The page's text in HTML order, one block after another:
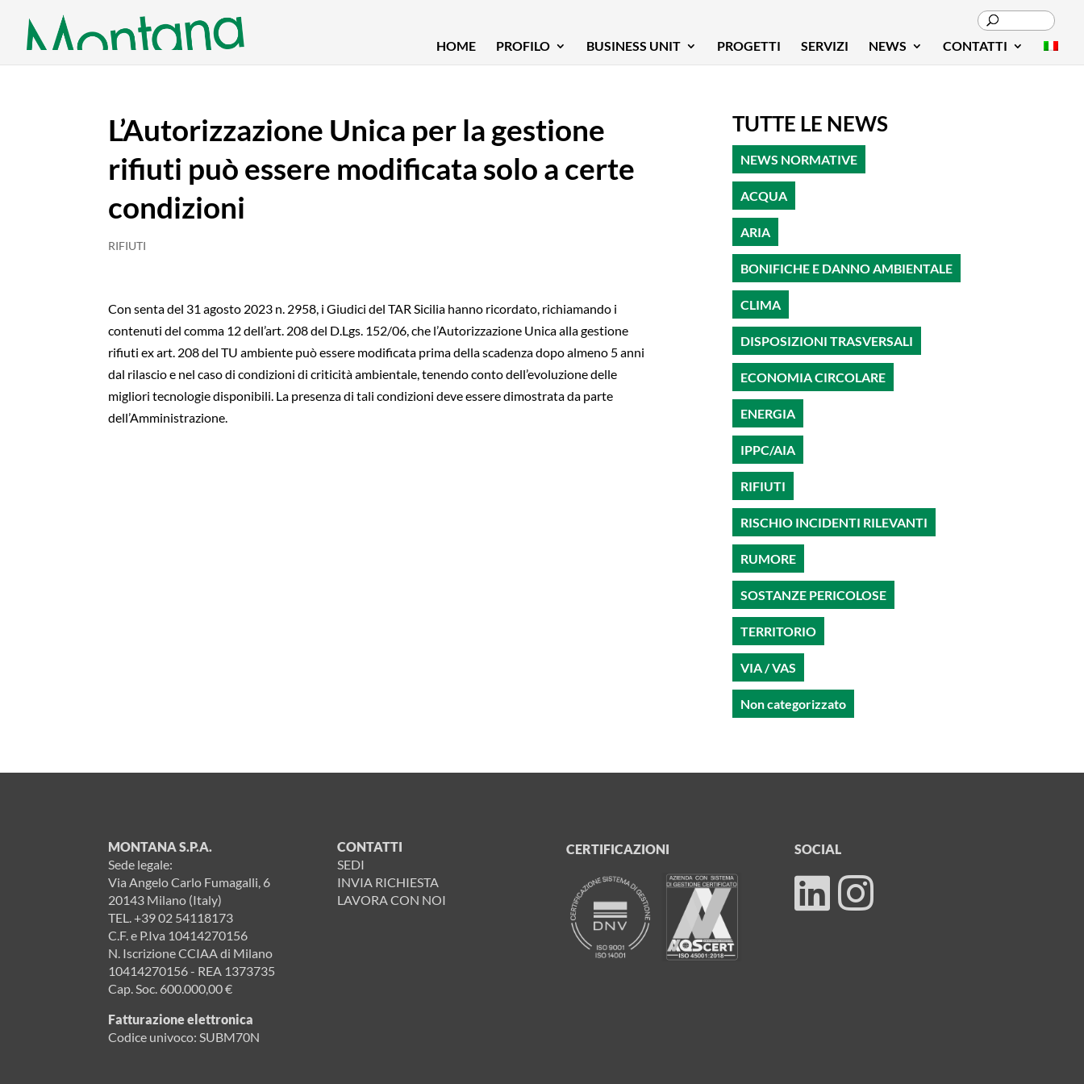
HOME PROFILO BUSINESS UNIT PROGETTI SERVIZI NEWS CONTATTI
L’Autorizzazione Unica per la gestione
rifiuti può essere modificata solo a certe
condizioni
RIFIUTI
Con senta del 31 agosto 2023 n. 2958, i Giudici del TAR Sicilia hanno ricordato, richiamando i
contenuti del comma 12 dell’art. 208 del D.Lgs. 152/06, che l’Autorizzazione Unica alla gestione
rifiuti ex art. 208 del TU ambiente può essere modificata prima della scadenza dopo almeno 5 anni
dal rilascio e nel caso di condizioni di criticità ambientale, tenendo conto dell’evoluzione delle
migliori tecnologie disponibili. La presenza di tali condizioni deve essere dimostrata da parte
dell’Amministrazione.
TUTTE LE NEWS
NEWS NORMATIVE
ACQUA
ARIA
BONIFICHE E DANNO AMBIENTALE
CLIMA
DISPOSIZIONI TRASVERSALI
ECONOMIA CIRCOLARE
ENERGIA
IPPC/AIA
RIFIUTI
RISCHIO INCIDENTI RILEVANTI
RUMORE
SOSTANZE PERICOLOSE
TERRITORIO
VIA / VAS
Non categorizzato
MONTANA S.P.A.
Sede legale:
Via Angelo Carlo Fumagalli, 6
20143 Milano (Italy)
TEL.+39 02 54118173
C.F. e P.Iva 10414270156
N. Iscrizione CCIAA di Milano
10414270156 - REA 1373735
Cap. Soc. 600.000,00 €
Fatturazione elettronica
Codice univoco: SUBM70N
CONTATTI
SEDI
INVIA RICHIESTA
LAVORA CON NOI
CERTIFICAZIONI SOCIAL